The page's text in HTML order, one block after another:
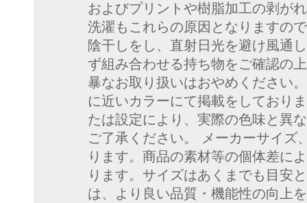
およびプリントや樹脂加工の剥が
洗濯もこれらの原因となりますの
陰干しをし、直射日光を避け風通
ず組み合わせる持ち物をご確認の
暴なお取り扱いはおやめください
に近いカラーにて掲載をしており
たは設定により、実際の色味と異
ご了承ください。 メーカーサイズ
ります。商品の素材等の個体差に
ります。サイズはあくまでも目安
は、より良い品質・機能性の向上